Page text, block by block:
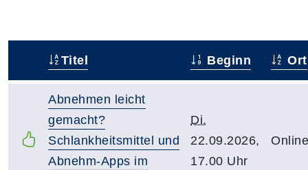
Titel Beginn Ort
Abnehmen leicht
gemacht?
Schlankheitsmittel und
Abnehm-Apps im
Di.
22.09.2026,
17.00 Uhr
Online